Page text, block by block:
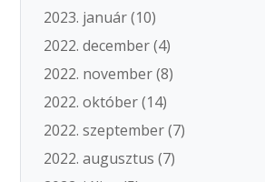
2023. január(10)
2022. december(4)
2022. november(8)
2022. október(14)
2022. szeptember(7)
2022. augusztus (7)